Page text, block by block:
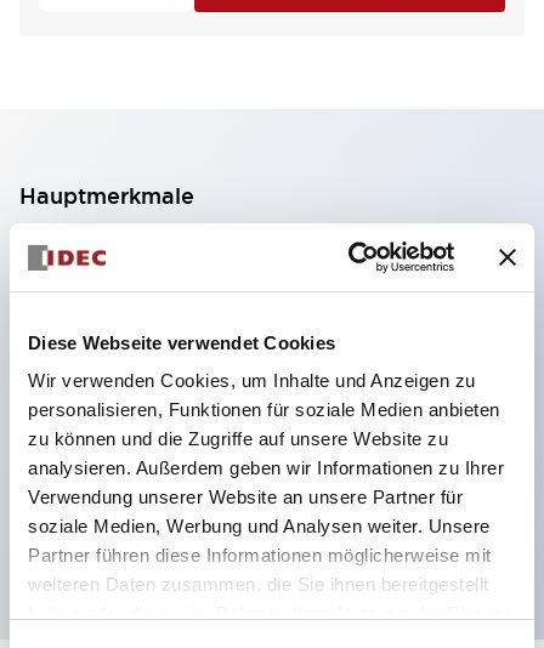
Diese Webseite verwendet Cookies
Wir verwenden Cookies, um Inhalte und Anzeigen zu
personalisieren, Funktionen für soziale Medien anbieten
zu können und die Zugriffe auf unsere Website zu
analysieren. Außerdem geben wir Informationen zu Ihrer
Verwendung unserer Website an unsere Partner für
soziale Medien, Werbung und Analysen weiter. Unsere
Partner führen diese Informationen möglicherweise mit
weiteren Daten zusammen, die Sie ihnen bereitgestellt
Hauptmerkmale
2-Kontakt-Block mit 2 Stufen, ermöglicht eine 4-
Kontakt-Konfiguration (Gewährleistung der
Isolierung zwischen den 2 Kontakten).
59,9 mm (※ 22-stufiger Kontaktblock).
Platzsparendes Design möglich.
Sicherheitsstruktur der 3. Generation: 2-Aktions-
Freisetzung, integrierter Schutz, IP20-
Fingerschutzstruktur